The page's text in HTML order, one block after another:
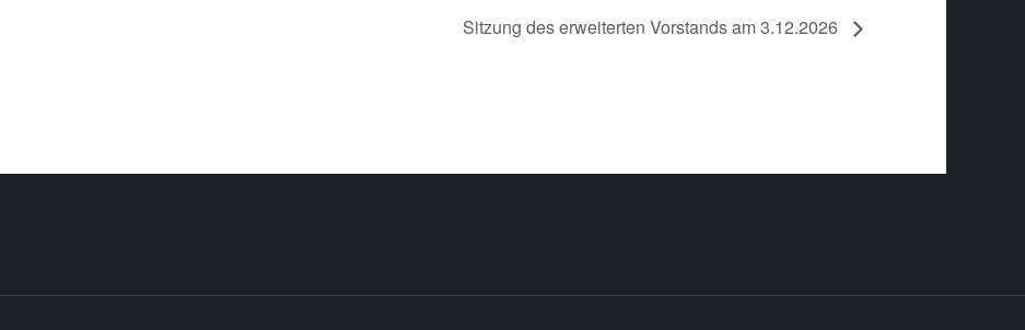
Sitzung des erweiterten Vorstands am 3.12.2026